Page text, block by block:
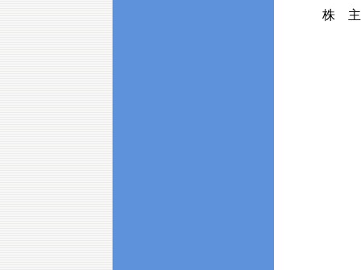
株 主